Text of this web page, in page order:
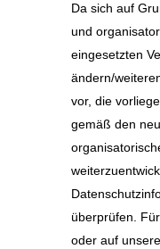
Da sich auf
und
eingesetzten
ändern/
vor, die
gemäß den
überprüfen.
oder auf